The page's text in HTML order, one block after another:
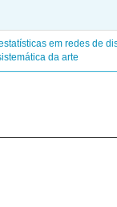
em redes de
da arte